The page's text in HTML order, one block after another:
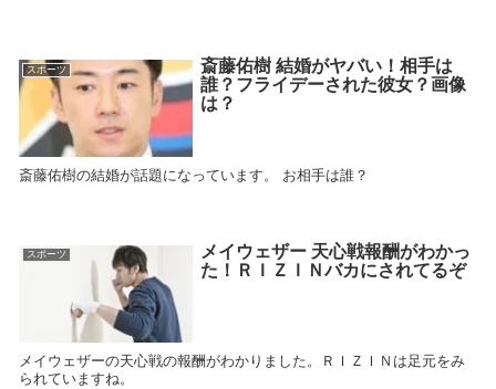
スポーツ
斎藤佑樹 結婚がヤバい！相手は
誰？フライデーされた彼女？画像
は？
斎藤佑樹の結婚が話題になっています。 お相手は誰？
スポーツ
メイウェザー 天心戦報酬がわかっ
た！ＲＩＺＩＮバカにされてるぞ
メイウェザーの天心戦の報酬がわかりました。ＲＩＺＩＮは足元をみ
られていますね。